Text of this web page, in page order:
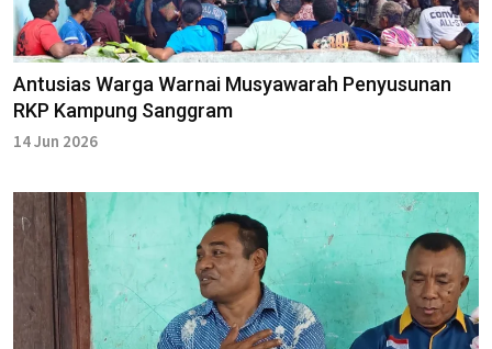
Antusias Warga Warnai Musyawarah Penyusunan
RKP Kampung Sanggram
14 Jun 2026